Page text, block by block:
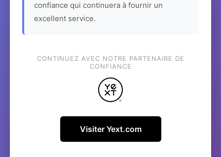
confiance qui continuera à fournir un
excellent service.
CONTINUEZ AVEC NOTRE PARTENAIRE DE
CONFIANCE
Visiter Yext.com